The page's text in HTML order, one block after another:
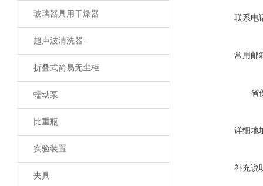
玻璃器具用干燥器
超声波清洗器 .
折叠式简易无尘柜
蠕动泵
比重瓶
实验装置
夹具
联系电
常用邮
省
详细地
补充说